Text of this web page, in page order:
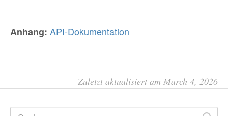
Anhang: API-Dokumentation
Zuletzt aktualisiert am March 4, 2026